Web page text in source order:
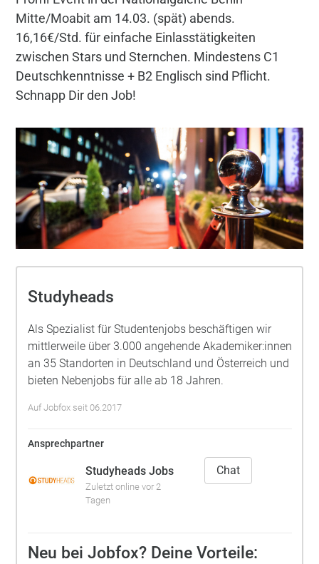
Mitte/Moabit am 14.03. (spät) abends.
16,16€/Std. für einfache Einlasstätigkeiten
zwischen Stars und Sternchen. Mindestens C1
Deutschkenntnisse + B2 Englisch sind Pflicht.
Schnapp Dir den Job!
Studyheads
Als Spezialist für Studentenjobs beschäftigen wir
mittlerweile über 3.000 angehende Akademiker:innen
an 35 Standorten in Deutschland und Österreich und
bieten Nebenjobs für alle ab 18 Jahren.
Auf Jobfox seit 06.2017
Ansprechpartner
Studyheads Jobs
Zuletzt online vor 2
Tagen
Chat
Neu bei Jobfox? Deine Vorteile: